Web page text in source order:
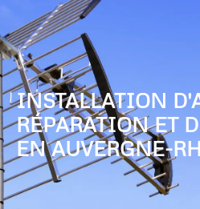
INSTALLATION
RÉPARATION ET
EN AUVERGNE-